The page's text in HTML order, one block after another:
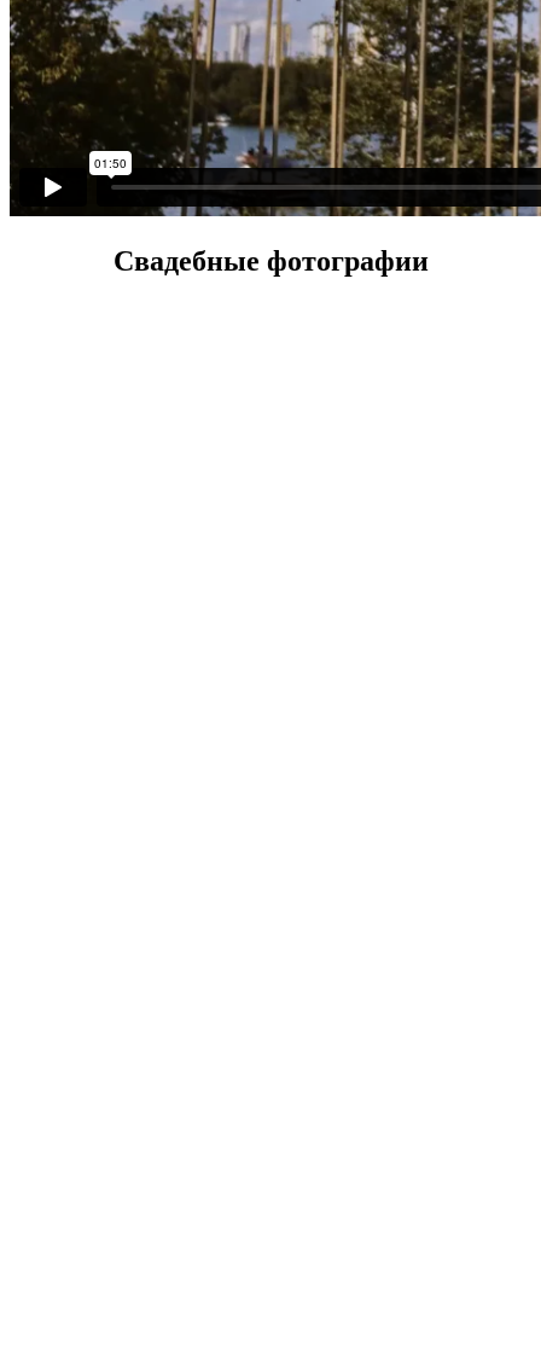
Свадебные фотографии